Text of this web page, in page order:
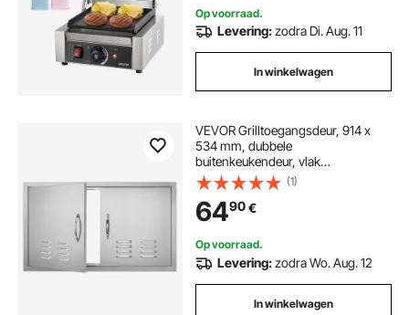
Op voorraad.
Levering:zodra Di. Aug. 11
In winkelwagen
VEVOR Grilltoegangsdeur, 914 x
534 mm, dubbele
buitenkeukendeur, vlak
gemonteerde roestvrijstalen deur,
verticale wanddeur met
handgrepen en
ventilatieopeningen, voor grill-
eiland, grillstation, buitenkast
(1)
6490€
Op voorraad.
Levering:zodra Wo. Aug. 12
In winkelwagen